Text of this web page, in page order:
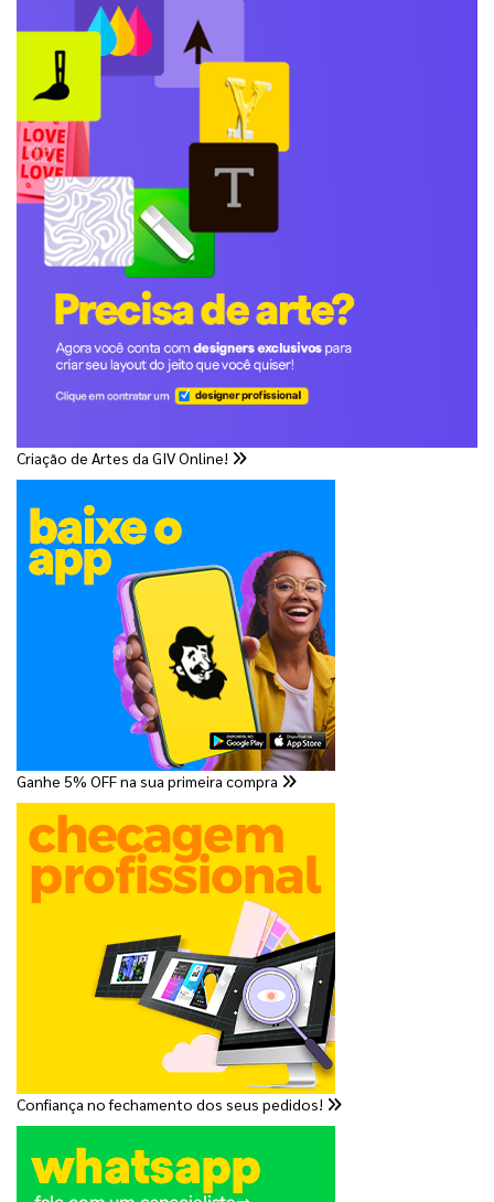
Criação de Artes da GIV Online!
Ganhe 5% OFF na sua primeira compra
Confiança no fechamento dos seus pedidos!